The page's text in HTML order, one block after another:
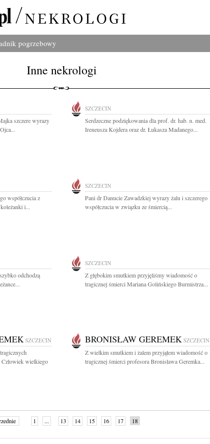
pogrzebowy
Inne nekrologi
szczere wyrazy
SZCZECIN
Serdzeczne podziękowania dla prof. dr. hab. n. med.
Ireneusza Kojdera oraz dr. Łukasza Madanego...
współczucia z
i...
SZCZECIN
Pani dr Danucie Zawadzkiej wyrazy żalu i szczerego
współczucia w związku ze śmiercią...
odchodzą
SZCZECIN
Z głębokim smutkiem przyjęliśmy wiadomość o
tragicznej śmierci Mariana Golińskiego Burmistrza...
SZCZECIN
Człowiek wielkiego
BRONISŁAW GEREMEK SZCZECIN
Z wielkim smutkiem i żalem przyjąłem wiadomość o
tragicznej śmierci profesora Bronisława Geremka...
1 ... 13 14 15 16 17 18